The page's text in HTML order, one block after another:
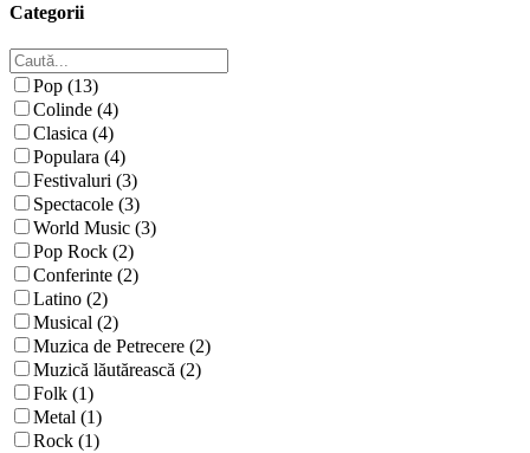
Categorii
Pop (13)
Colinde (4)
Clasica (4)
Populara (4)
Festivaluri (3)
Spectacole (3)
World Music (3)
Pop Rock (2)
Conferinte (2)
Latino (2)
Musical (2)
Muzica de Petrecere (2)
Muzică lăutărească (2)
Folk (1)
Metal (1)
Rock (1)